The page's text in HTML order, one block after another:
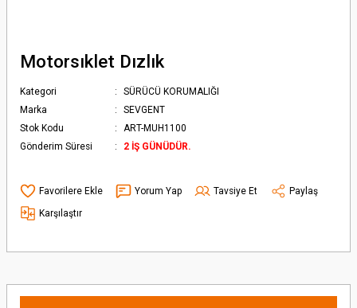
Motorsıklet Dızlık
Kategori
SÜRÜCÜ KORUMALIĞI
Marka
SEVGENT
Stok Kodu
ART-MUH1100
Gönderim Süresi
2 İŞ GÜNÜDÜR.
Yorum Yap Tavsiye Et
Paylaş
Karşılaştır